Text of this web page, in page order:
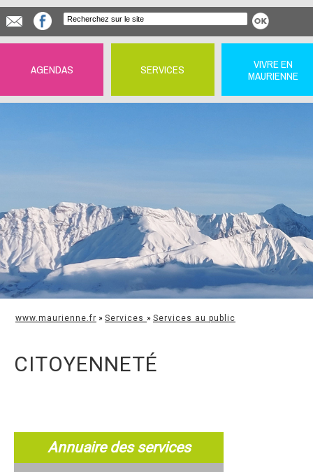
AGENDAS SERVICES
VIVRE EN
MAURIENNE
www.maurienne.fr » Services » Services au public
CITOYENNETÉ
Annuaire des services